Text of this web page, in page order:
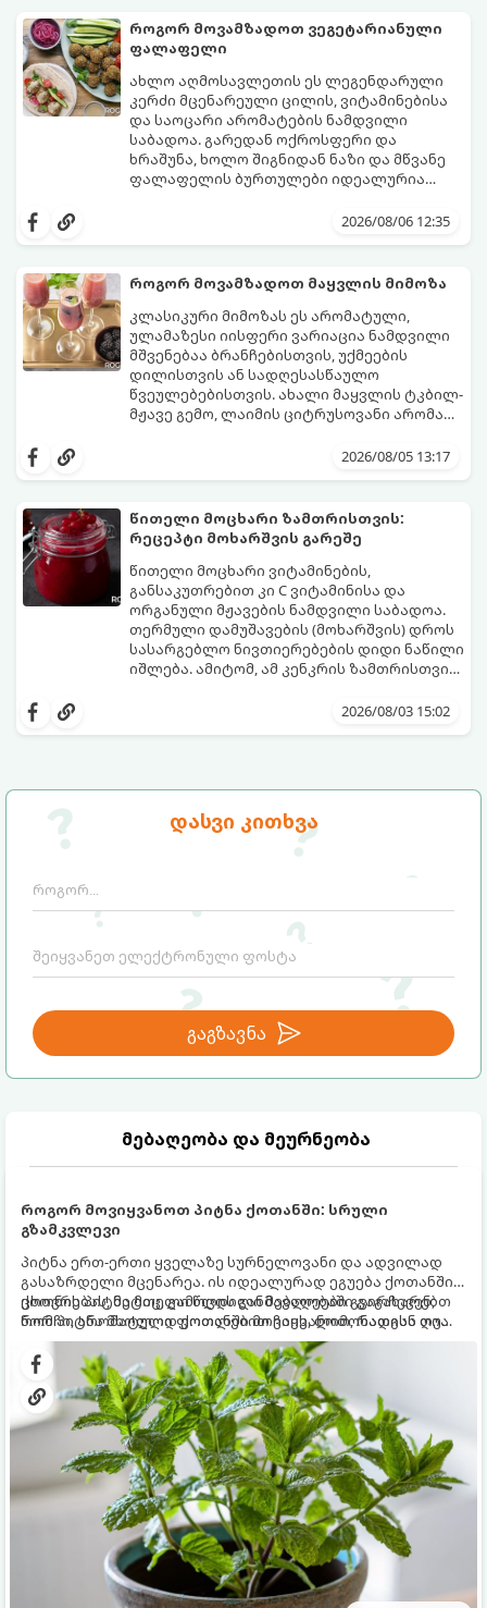
დასვი კითხვა
გაგზავნა
მებაღეობა და მეურნეობა
როგორ მოვიყვანოთ პიტნა ქოთანში: სრული
გზამკვლევი
პიტნა ერთ-ერთი ყველაზე სურნელოვანი და ადვილად
გასაზრდელი მცენარეა. ის იდეალურად ეგუება ქოთანში
ცხოვრებას, მეტიც, გამოცდილი მებაღეები გვირჩევენ,
რომ პიტნა მხოლოდ ქოთანში მოვიყვანოთ, რადგან ღია
გრუნტში (ბაღში) დარგვისას ის ფესვებით ძალიან
სწრაფად ვრცელდება და სხვა მცენარეებს ავიწროებს.
ქოთნის პიტნა მთელი წლის განმავლობაში გაგახარებთ
ნორჩი, არომატული ფოთლებით ჩაის, ლიმონათისა თუ
კერძებისთვის.
როგორ მოვამზადოთ ვეგეტარიანული
ფალაფელი
ახლო აღმოსავლეთის ეს ლეგენდარული
კერძი მცენარეული ცილის, ვიტამინებისა
და საოცარი არომატების ნამდვილი
საბადოა. გარედან ოქროსფერი და
ხრაშუნა, ხოლო შიგნიდან ნაზი და მწვანე
ფალაფელის ბურთულები იდეალურია
სალათებთან ერთად ან ტახინის (სესამის)
მდგომარეობს, რომ გამოიყენება
შეწვისას ფორმა იდეალურად შეინარჩუნოს
და არ დაიშალოს.
მომზადების დრო: 20 წუთი (დამატებით
მუხუდოს ჩალბობის დრო: 12-24 საათი)
შეწვის დრო: 10–15 წუთი ულუფა: 20–24 ცალი
ბურთულა (4–6 პორცია)
2026/08/06 12:35
როგორ მოვამზადოთ მაყვლის მიმოზა
კლასიკური მიმოზას ეს არომატული,
ულამაზესი იისფერი ვარიაცია ნამდვილი
მშვენებაა ბრანჩებისთვის, უქმეების
დილისთვის ან სადღესასწაულო
წვეულებებისთვის. ახალი მაყვლის ტკბილ-
მჟავე გემო, ლაიმის ციტრუსოვანი არომატი
საოცრად დახვეწილ და მაგრილებელ
და მის მომზადებას მინიმალური
პორცია
2026/08/05 13:17
წითელი მოცხარი ზამთრისთვის:
რეცეპტი მოხარშვის გარეშე
წითელი მოცხარი ვიტამინების,
განსაკუთრებით კი C ვიტამინისა და
ორგანული მჟავების ნამდვილი საბადოა.
თერმული დამუშავების (მოხარშვის) დროს
სასარგებლო ნივთიერებების დიდი ნაწილი
იშლება. ამიტომ, ამ კენკრის ზამთრისთვის
მომზადებაა - მოხარშვის გარეშე.
ბუნებრივ, კაშკაშა გემოს, არომატს და
2026/08/03 15:02